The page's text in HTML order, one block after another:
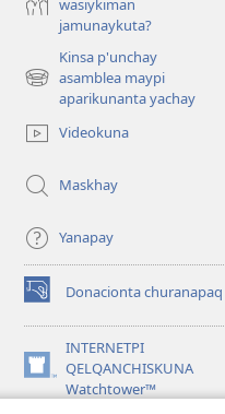
jamunaykuta?
Kinsa p'unchay
asamblea maypi
aparikunanta yachay
(abre
nuevaVideokuna
Maskhay
Yanapay
Donacionta churanapaq
(abre
una
ventana)
INTERNETPI
QELQANCHISKUNA
Watchtower™
(abre
una